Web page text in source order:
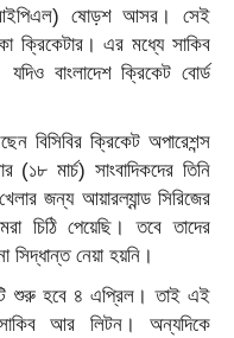
(আইপিএল) ষোড়শ আসর। সেই
ক্রিকেটার। এর মধ্যে সাকিব
বাংলাদেশ ক্রিকেট বোর্ড
বিসিবির ক্রিকেট অপারেশন্স
(১৮ মার্চ) সাংবাদিকদের তিনি
জন্য আয়ারল্যান্ড সিরিজের
চিঠি পেয়েছি। তবে তাদের
সিদ্ধান্ত নেয়া হয়নি।
শুরু হবে ৪ এপ্রিল। তাই এই
আর লিটন। অন্যদিকে